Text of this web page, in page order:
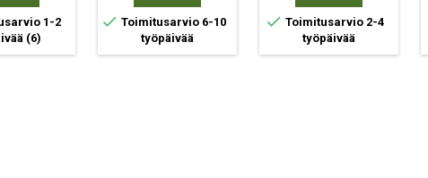
1-2
(6)
 Toimitusarvio 6-10
työpäivää
 Toimitusarvio 2-4
työpäivää